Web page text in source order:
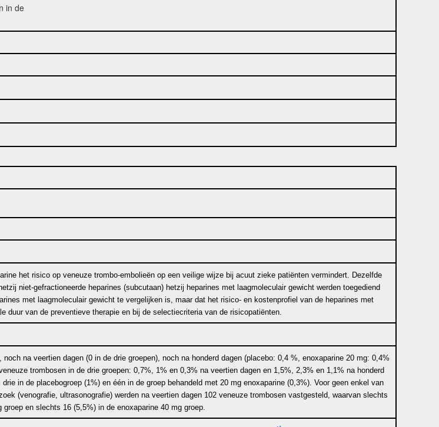
in de
het risico op veneuze trombo-embolieën op een veilige wijze bij acuut zieke patiënten vermindert. Dezelfde
niet-gefractioneerde heparines (subcutaan) hetzij heparines met laagmoleculair gewicht werden toegediend
met laagmoleculair gewicht te vergelijken is, maar dat het risico- en kostenprofiel van de heparines met
van de preventieve therapie en bij de selectiecriteria van de risicopatiënten.
na veertien dagen (0 in de drie groepen), noch na honderd dagen (placebo: 0,4 %, enoxaparine 20 mg: 0,4%
trombosen in de drie groepen: 0,7%, 1% en 0,3% na veertien dagen en 1,5%, 2,3% en 1,1% na honderd
in de placebogroep (1%) en één in de groep behandeld met 20 mg enoxaparine (0,3%). Voor geen enkel van
(venografie, ultrasonografie) werden na veertien dagen 102 veneuze trombosen vastgesteld, waarvan slechts
en slechts 16 (5,5%) in de enoxaparine 40 mg groep.